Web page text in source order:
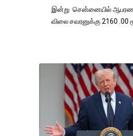
இன்று சென்னையில்
விலை சவரனுக்கு 2160 .00